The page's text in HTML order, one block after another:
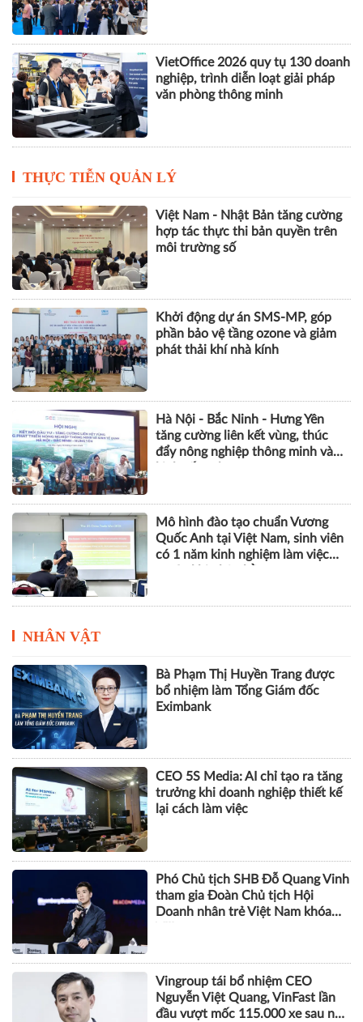
VietOffice 2026 quy tụ 130 doanh
nghiệp, trình diễn loạt giải pháp
văn phòng thông minh
THỰC TIỄN QUẢN LÝ
Việt Nam - Nhật Bản tăng cường
hợp tác thực thi bản quyền trên
môi trường số
Khởi động dự án SMS-MP, góp
phần bảo vệ tầng ozone và giảm
phát thải khí nhà kính
Hà Nội - Bắc Ninh - Hưng Yên
tăng cường liên kết vùng, thúc
đẩy nông nghiệp thông minh và
Mô hình đào tạo chuẩn Vương
Quốc Anh tại Việt Nam, sinh viên
có 1 năm kinh nghiệm làm việc
NHÂN VẬT
Bà Phạm Thị Huyền Trang được
bổ nhiệm làm Tổng Giám đốc
Eximbank
CEO 5S Media: AI chỉ tạo ra tăng
trưởng khi doanh nghiệp thiết kế
lại cách làm việc
Phó Chủ tịch SHB Đỗ Quang Vinh
tham gia Đoàn Chủ tịch Hội
Doanh nhân trẻ Việt Nam khóa
Vingroup tái bổ nhiệm CEO
Nguyễn Việt Quang, VinFast lần
đầu vượt mốc 115.000 xe sau nửa